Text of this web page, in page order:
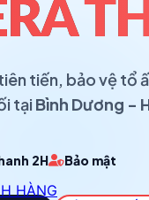
HÀNG
tiến, bảo vệ tổ
tại Bình Dương -
2H Bảo mật